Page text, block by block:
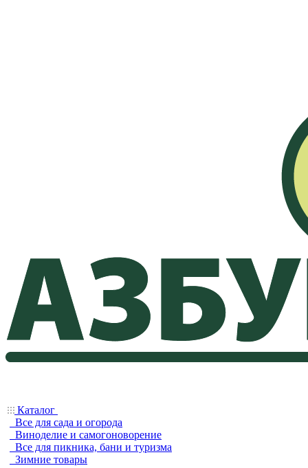
Каталог
Все для сада и огорода
Виноделие и самогоноворение
Все для пикника, бани и туризма
Зимние товары